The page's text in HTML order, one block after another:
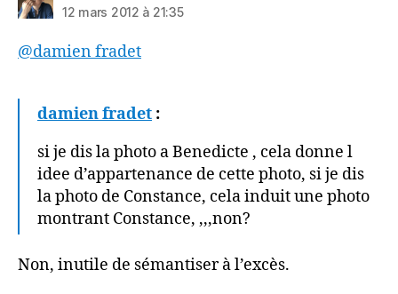
12 mars 2012 à 21:35
@damien fradet
damien fradet :
si je dis la photo a Benedicte , cela donne l
idee d’appartenance de cette photo, si je dis
la photo de Constance, cela induit une photo
montrant Constance, ,,,non?
Non, inutile de sémantiser à l’excès.